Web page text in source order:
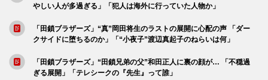
やしい人が多過ぎる」「犯人は海外に行っていた人物か」
「田鎖ブラザーズ」“真”岡田将生のラストの展開に心配の声 「ダー
クサイドに堕ちるのか」「“小夜子”渡辺真起子のねらいは何」
「田鎖ブラザーズ」“田鎖兄弟の父”和田正人に裏の顔が… 「不穏過
ぎる展開」「テレシークの『先生』って誰」